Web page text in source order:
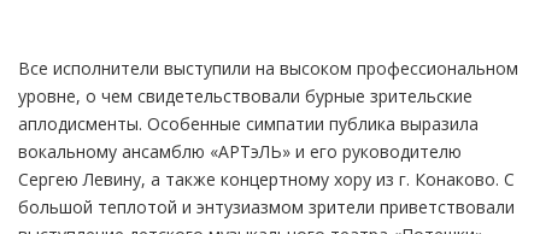
Все исполнители выступили на высоком профессиональном
уровне, о чем свидетельствовали бурные зрительские
аплодисменты. Особенные симпатии публика выразила
вокальному ансамблю «АРТэЛЬ» и его руководителю
Сергею Левину, а также концертному хору из г. Конаково. С
большой теплотой и энтузиазмом зрители приветствовали